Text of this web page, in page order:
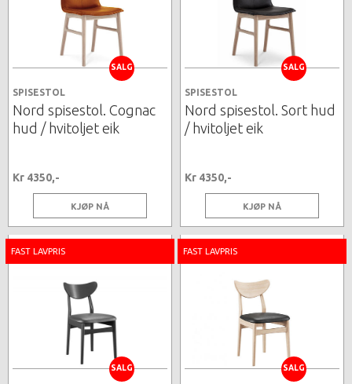
SALG
SPISESTOL
Nord spisestol. Cognac
hud / hvitoljet eik
Kr 4350,-
KJØP NÅ
SALG
SPISESTOL
Nord spisestol. Sort hud
/ hvitoljet eik
Kr 4350,-
KJØP NÅ
FAST LAVPRIS
SALG
FAST LAVPRIS
SALG